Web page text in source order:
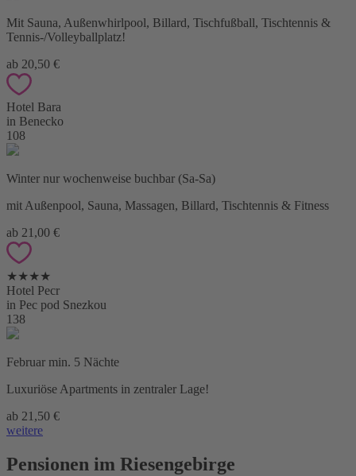
Mit Sauna, Außenwhirlpool, Billard, Tischfußball, Tischtennis &
Tennis-/Volleyballplatz!
ab 20,50 €
Hotel Bara
in Benecko
108
Winter nur wochenweise buchbar (Sa-Sa)
mit Außenpool, Sauna, Massagen, Billard, Tischtennis & Fitness
ab 21,00 €
★★★★
Hotel Pecr
in Pec pod Snezkou
138
Februar min. 5 Nächte
Luxuriöse Apartments in zentraler Lage!
ab 21,50 €
weitere
Pensionen im Riesengebirge